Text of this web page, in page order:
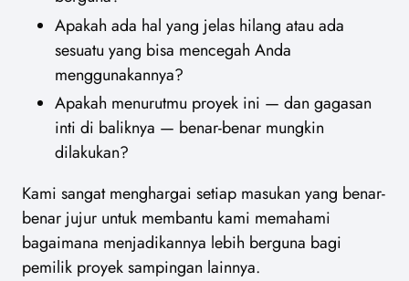
Apakah ada hal yang jelas hilang atau ada
sesuatu yang bisa mencegah Anda
menggunakannya?
Apakah menurutmu proyek ini — dan gagasan
inti di baliknya — benar-benar mungkin
dilakukan?
Kami sangat menghargai setiap masukan yang benar-
benar jujur untuk membantu kami memahami
bagaimana menjadikannya lebih berguna bagi
pemilik proyek sampingan lainnya.